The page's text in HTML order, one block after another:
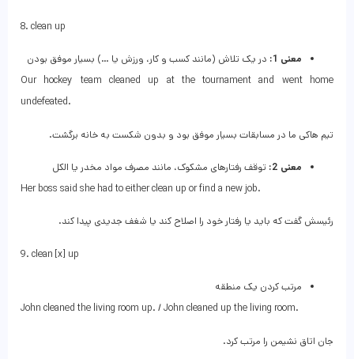
8. clean up
معنی 1:
در یک تلاش (مانند کسب و کار، ورزش یا …) بسیار موفق بودن
Our hockey team cleaned up at the tournament and went home
undefeated.
تیم هاکی ما در مسابقات بسیار موفق بود و بدون شکست به خانه برگشت.
معنی 2:
توقف رفتارهای مشکوک، مانند مصرف مواد مخدر یا الکل
Her boss said she had to either clean up or find a new job.
رئیسش گفت که باید یا رفتار خود را اصلاح کند یا شغف جدیدی پیدا کند.
9. clean [x] up
مرتب کردن یک منطقه
John cleaned the living room up. / John cleaned up the living room.
جان اتاق نشیمن را مرتب کرد.